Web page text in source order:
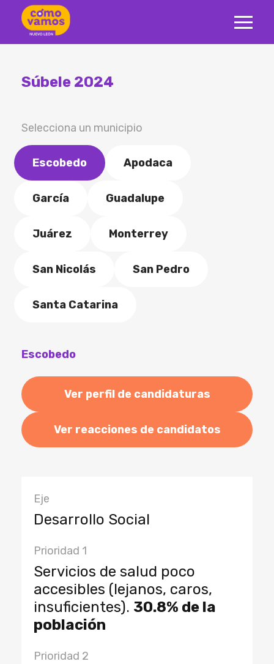
Súbele 2024
Selecciona un municipio
Escobedo Apodaca
García Guadalupe
Juárez Monterrey
San Nicolás San Pedro
Santa Catarina
Escobedo
Ver perfil de candidaturas
Ver reacciones de candidatos
Eje
Desarrollo Social
Prioridad 1
Servicios de salud poco
accesibles (lejanos, caros,
insuficientes). 30.8% de la
población
Prioridad 2